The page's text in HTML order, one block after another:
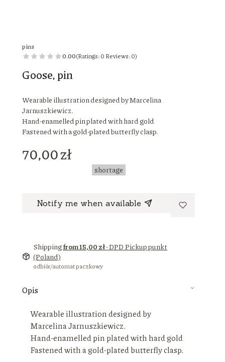
pins
0.00(Ratings: 0 Reviews: 0)
Goose, pin
Wearable illustration designed by Marcelina
Jarnuszkiewicz.
Hand-enamelled pin plated with hard gold
Fastened with a gold-plated butterfly clasp.
Price
70,00 zł
shortage
Notify me when available
Shippingfrom 15,00 zł- DPD Pickup punkt
(Poland)
odbiór/automat paczkowy
Opis
Wearable illustration designed by
Marcelina Jarnuszkiewicz.
Hand-enamelled pin plated with hard gold
Fastened with a gold-plated butterfly clasp.